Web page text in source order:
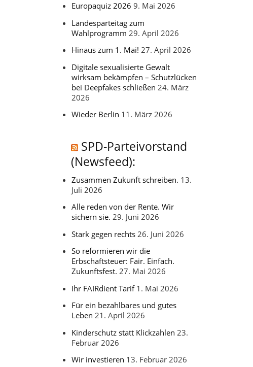
Europaquiz 2026 9. Mai 2026
Landesparteitag zum
Wahlprogramm 29. April 2026
Hinaus zum 1. Mai! 27. April 2026
Digitale sexualisierte Gewalt
wirksam bekämpfen – Schutzlücken
bei Deepfakes schließen 24. März
2026
Wieder Berlin 11. März 2026
SPD-Parteivorstand
(Newsfeed):
Zusammen Zukunft schreiben. 13.
Juli 2026
Alle reden von der Rente. Wir
sichern sie. 29. Juni 2026
Stark gegen rechts 26. Juni 2026
So reformieren wir die
Erbschaftsteuer: Fair. Einfach.
Zukunftsfest. 27. Mai 2026
Ihr FAIRdient Tarif 1. Mai 2026
Für ein bezahlbares und gutes
Leben 21. April 2026
Kinderschutz statt Klickzahlen 23.
Februar 2026
Wir investieren 13. Februar 2026